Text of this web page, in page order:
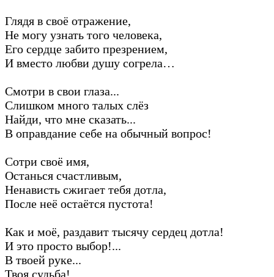
Глядя в своё отражение,
Не могу узнать того человека,
Его сердце забито презрением,
И вместо любви душу согрела…
Смотри в свои глаза...
Слишком много талых слёз
Найди, что мне сказать...
В оправдание себе на обычный вопрос!
Сотри своё имя,
Останься счастливым,
Ненависть сжигает тебя дотла,
После неё остаётся пустота!
Как и моё, раздавит тысячу сердец дотла!
И это просто выбор!...
В твоей руке...
Твоя судьба!